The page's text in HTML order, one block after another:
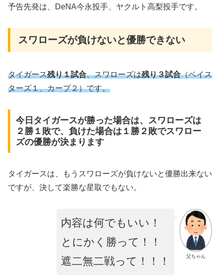
予告先発は、DeNA今永投手、ヤクルト高梨投手です。
スワローズが負けないと優勝できない
タイガース残り１試合、スワローズは残り３試合（ベイス
ターズ１、カープ２）です。
今日タイガースが勝った場合は、スワローズは
２勝１敗で、負けた場合は１勝２敗でスワロー
ズの優勝が決まります
タイガースは、もうスワローズが負けないと優勝出来ない
ですが、決して楽勝な星取でもない。
父ちゃん
内容は何でもいい！
とにかく勝って！！
遮二無二戦って！！！